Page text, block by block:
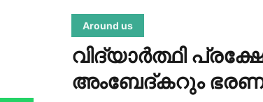
Around us
വിദ്യാർത്ഥി
അംബേദ്കറും